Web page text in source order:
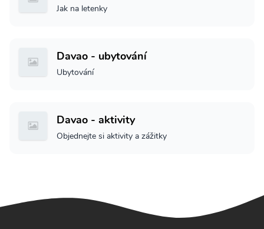
Jak na letenky
Davao - ubytování
Ubytování
Davao - aktivity
Objednejte si aktivity a zážitky